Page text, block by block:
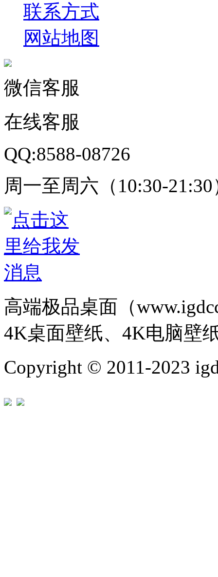
联系方式
网站地图
微信客服
在线客服
QQ:8588-08726
周一至周六（10:30-21:30
高端极品桌面（
4K桌面壁纸、4K电脑壁
Copyright © 2011-2023